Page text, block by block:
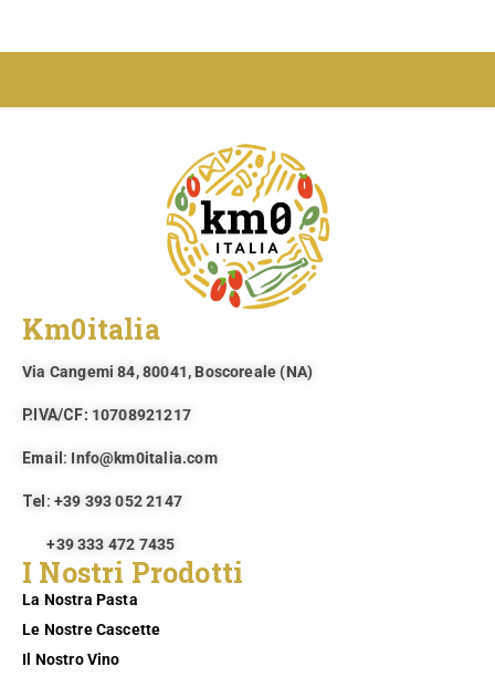
Km0italia
Via Cangemi 84, 80041, Boscoreale (NA)​
P.IVA/CF: 10708921217
Email: Info@km0italia.com
Tel: +39 393 052 2147
+39 333 472 7435
I Nostri Prodotti
La Nostra Pasta
Le Nostre Cascette
Il Nostro Vino